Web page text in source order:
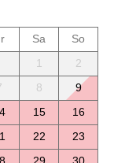
Sa
So
1
2
8
9
15
16
22
23